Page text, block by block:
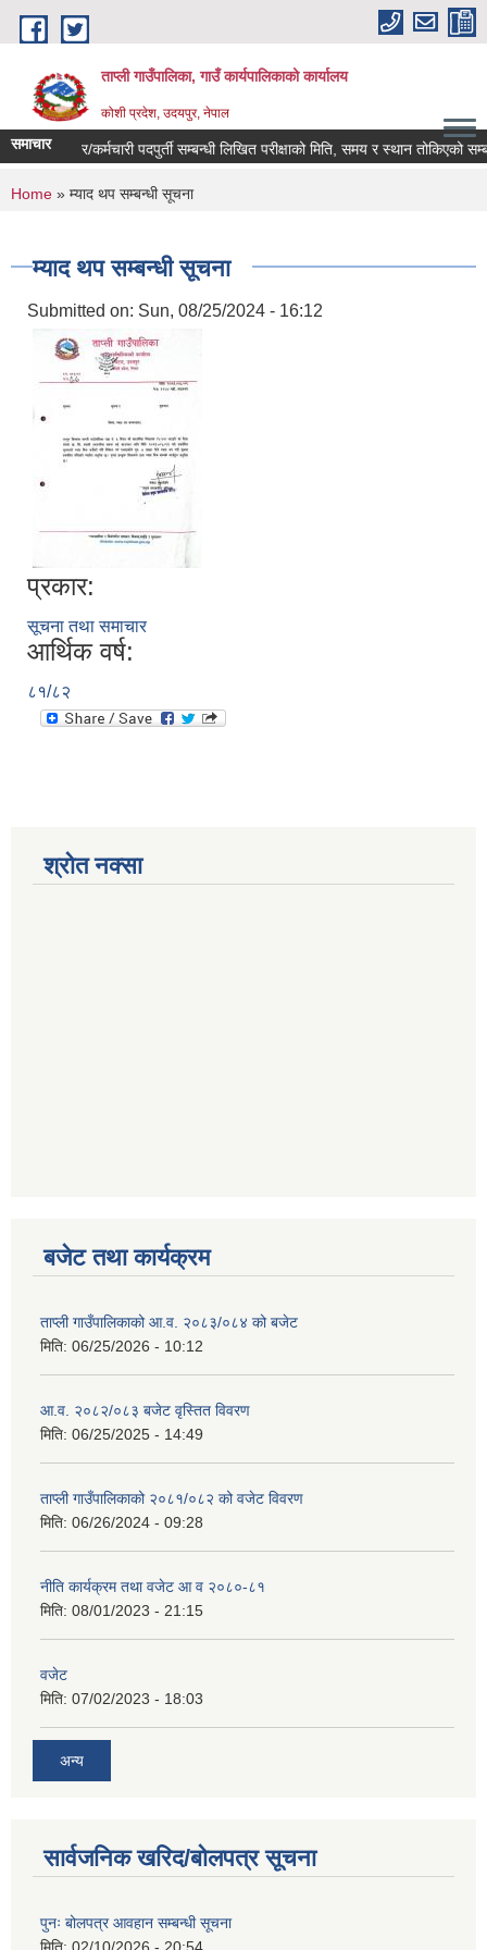
Skip to main content
ताप्ली गाउँपालिका, गाउँ कार्यपालिकाको कार्यालय
कोशी प्रदेश, उदयपुर, नेपाल
समाचारकरार/कर्मचारी पदपुर्ती सम्बन्धी लिखित परीक्षाको मिति, समय र स्थान तोकिएको
You are here
Home » म्याद थप सम्बन्धी सूचना
म्याद थप सम्बन्धी सूचना
Submitted on: Sun, 08/25/2024 - 16:12
प्रकार:
सूचना तथा समाचार
आर्थिक वर्ष:
८१/८२
श्रोत नक्सा
बजेट तथा कार्यक्रम
ताप्ली गाउँपालिकाको आ.व. २०८३/०८४ को बजेट
मिति: 06/25/2026 - 10:12
आ.व. २०८२/०८३ बजेट वृस्तित विवरण
मिति: 06/25/2025 - 14:49
ताप्ली गाउँपालिकाको २०८१/०८२ को वजेट विवरण
मिति: 06/26/2024 - 09:28
नीति कार्यक्रम तथा वजेट आ व २०८०-८१
मिति: 08/01/2023 - 21:15
वजेट
मिति: 07/02/2023 - 18:03
अन्य
सार्वजनिक खरिद/बोलपत्र सूचना
पुनः बोलपत्र आवहान सम्बन्धी सूचना